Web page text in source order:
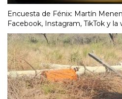
Encuesta de Fénix: Martín
Facebook, Instagram, TikTok y la